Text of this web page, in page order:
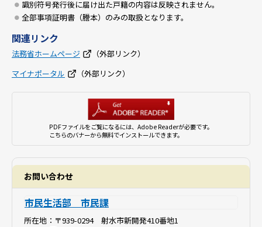
識別符号発行後に届け出た戸籍の内容は反映されません。
全部事項証明書（謄本）のみの取扱となります。
関連リンク
法務省ホームページ
（外部リンク）
マイナポータル
（外部リンク）
PDFファイルをご覧になるには、Adobe Readerが必要です。
こちらのバナーから無料でインストールできます。
お問い合わせ
市民生活部 市民課
所在地： 〒939-0294 射水市新開発410番地1